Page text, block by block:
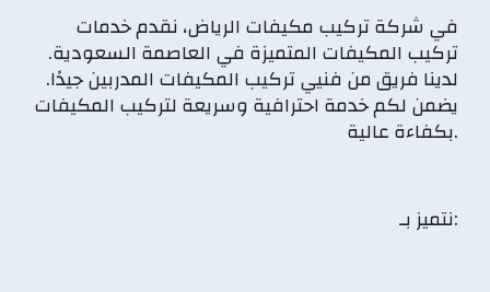
في شركة تركيب مكيفات الرياض، نقدم خدمات
تركيب المكيفات المتميزة في العاصمة السعودية.
لدينا فريق من فنيي تركيب المكيفات المدربين جيدًا.
يضمن لكم خدمة احترافية وسريعة لتركيب المكيفات
بكفاءة عالية.
نتميز بـ: